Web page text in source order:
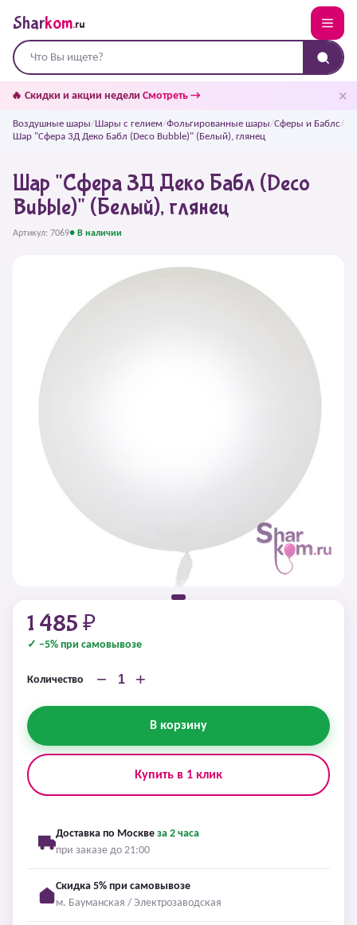
Sharkom.ru
🔥 Скидки и акции недели Смотреть → ✕
Воздушные шары/Шары с гелием/Фольгированные шары/Сферы и Баблс/
Шар "Сфера 3Д Деко Бабл (Deco Bubble)" (Белый), глянец
Шар "Сфера 3Д Деко Бабл (Deco
Bubble)" (Белый), глянец
Артикул: 7069● В наличии
1 485 ₽
✓ −5% при самовывозе
Количество − +
В корзину
Купить в 1 клик
Доставка по Москве за 2 часа
при заказе до 21:00
Скидка 5% при самовывозе
м. Бауманская / Электрозаводская